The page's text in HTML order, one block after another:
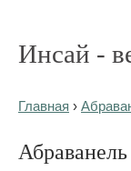
Инсай -
Главная ›